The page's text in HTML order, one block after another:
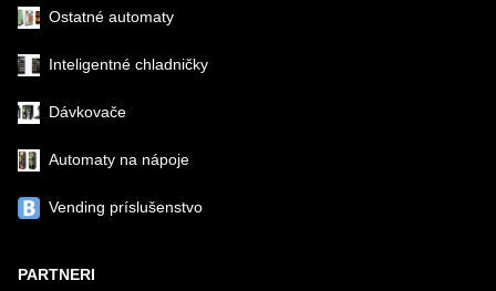
Ostatné automaty
Inteligentné chladničky
Dávkovače
Automaty na nápoje
Vending príslušenstvo
PARTNERI